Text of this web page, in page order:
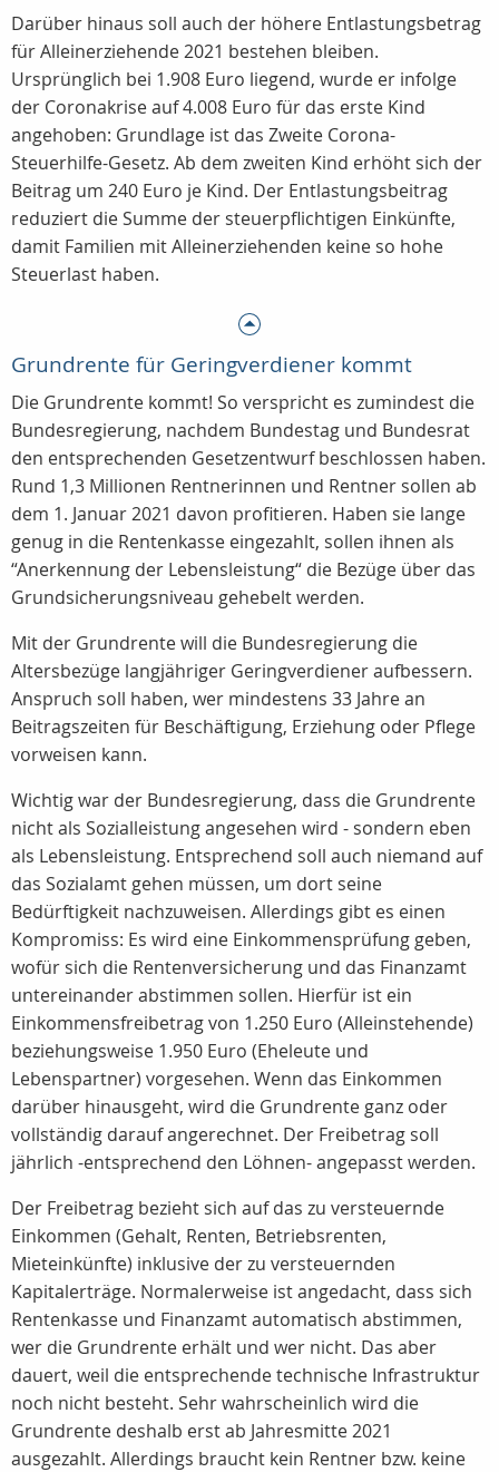
Darüber hinaus soll auch der höhere Entlastungsbetrag
für Alleinerziehende 2021 bestehen bleiben.
Ursprünglich bei 1.908 Euro liegend, wurde er infolge
der Coronakrise auf 4.008 Euro für das erste Kind
angehoben: Grundlage ist das Zweite Corona-
Steuerhilfe-Gesetz. Ab dem zweiten Kind erhöht sich der
Beitrag um 240 Euro je Kind. Der Entlastungsbeitrag
reduziert die Summe der steuerpflichtigen Einkünfte,
damit Familien mit Alleinerziehenden keine so hohe
Steuerlast haben.
Grundrente für Geringverdiener kommt
Die Grundrente kommt! So verspricht es zumindest die
Bundesregierung, nachdem Bundestag und Bundesrat
den entsprechenden Gesetzentwurf beschlossen haben.
Rund 1,3 Millionen Rentnerinnen und Rentner sollen ab
dem 1. Januar 2021 davon profitieren. Haben sie lange
genug in die Rentenkasse eingezahlt, sollen ihnen als
“Anerkennung der Lebensleistung“ die Bezüge über das
Grundsicherungsniveau gehebelt werden.
Mit der Grundrente will die Bundesregierung die
Altersbezüge langjähriger Geringverdiener aufbessern.
Anspruch soll haben, wer mindestens 33 Jahre an
Beitragszeiten für Beschäftigung, Erziehung oder Pflege
vorweisen kann.
Wichtig war der Bundesregierung, dass die Grundrente
nicht als Sozialleistung angesehen wird - sondern eben
als Lebensleistung. Entsprechend soll auch niemand auf
das Sozialamt gehen müssen, um dort seine
Bedürftigkeit nachzuweisen. Allerdings gibt es einen
Kompromiss: Es wird eine Einkommensprüfung geben,
wofür sich die Rentenversicherung und das Finanzamt
untereinander abstimmen sollen. Hierfür ist ein
Einkommensfreibetrag von 1.250 Euro (Alleinstehende)
beziehungsweise 1.950 Euro (Eheleute und
Lebenspartner) vorgesehen. Wenn das Einkommen
darüber hinausgeht, wird die Grundrente ganz oder
vollständig darauf angerechnet. Der Freibetrag soll
jährlich -entsprechend den Löhnen- angepasst werden.
Der Freibetrag bezieht sich auf das zu versteuernde
Einkommen (Gehalt, Renten, Betriebsrenten,
Mieteinkünfte) inklusive der zu versteuernden
Kapitalerträge. Normalerweise ist angedacht, dass sich
Rentenkasse und Finanzamt automatisch abstimmen,
wer die Grundrente erhält und wer nicht. Das aber
dauert, weil die entsprechende technische Infrastruktur
noch nicht besteht. Sehr wahrscheinlich wird die
Grundrente deshalb erst ab Jahresmitte 2021
ausgezahlt. Allerdings braucht kein Rentner bzw. keine